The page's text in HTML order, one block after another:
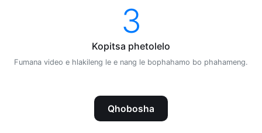
3
Kopitsa phetolelo
Fumana video e hlakileng le e nang le bophahamo bo phahameng.
Qhobosha